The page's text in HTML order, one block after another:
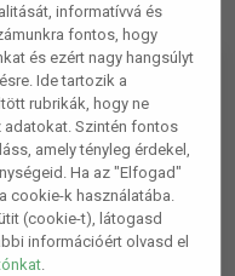
informatívvá és
fontos, hogy
és ezért nagy hangsúlyt
Ide tartozik a
rubrikák, hogy ne
adatokat. Szintén fontos
amely tényleg érdekel,
Ha az "Elfogad"
cookie-k használatába.
(cookie-t), látogasd
információért olvasd el
.
Fehér